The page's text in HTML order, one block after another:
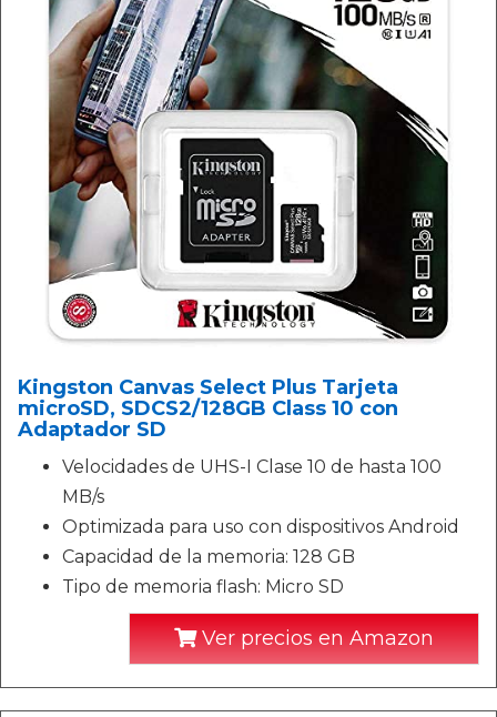
Kingston Canvas Select Plus Tarjeta
microSD, SDCS2/128GB Class 10 con
Adaptador SD
Velocidades de UHS-I Clase 10 de hasta 100
MB/s
Optimizada para uso con dispositivos Android
Capacidad de la memoria: 128 GB
Tipo de memoria flash: Micro SD
Ver precios en Amazon